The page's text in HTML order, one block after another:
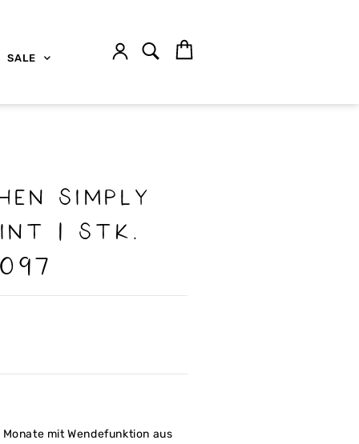
SALE
simply
1 stk.
mit Wendefunktion aus